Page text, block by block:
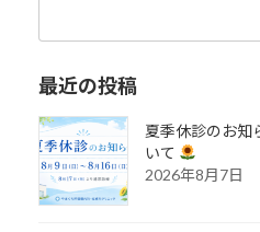
最近の投稿
夏季休診のお知
いて
2026年8月7日